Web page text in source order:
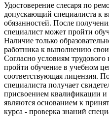
Удостоверение слесаря по
допускающий специалиста к
обязанностей. После
специалист может пройти
Наличие только
работника к выполнению
Согласно условиям
пройти обучение в учебном
соответствующая лицензия.
специалиста получает
присвоением квалификации
являются основанием к
курса - проверка знаний